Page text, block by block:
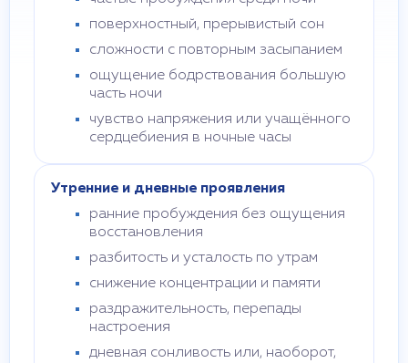
поверхностный, прерывистый сон
сложности с повторным засыпанием
ощущение бодрствования большую
часть ночи
чувство напряжения или учащённого
сердцебиения в ночные часы
Утренние и дневные проявления
ранние пробуждения без ощущения
восстановления
разбитость и усталость по утрам
снижение концентрации и памяти
раздражительность, перепады
настроения
дневная сонливость или, наоборот,